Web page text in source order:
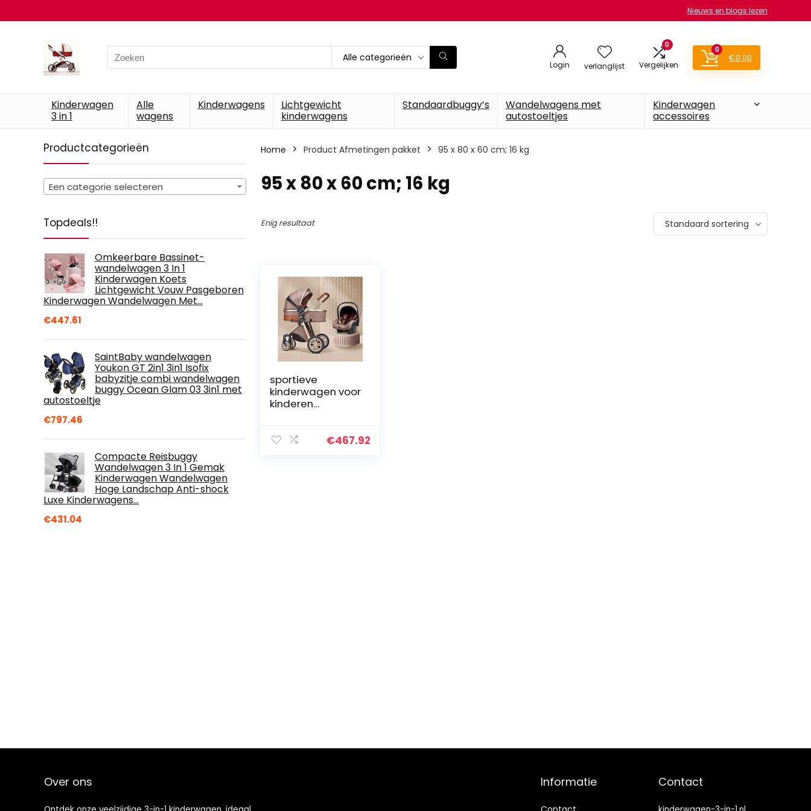
Nieuws en blogs lezen
Search
for:
Alle categorieën
Login verlanglijst
0
Vergelijken
0
€0.00
Kinderwagen
3 in 1
Alle
wagens
Kinderwagens
Lichtgewicht
kinderwagens
Standaardbuggy’s
Wandelwagens met
autostoeltjes
Kinderwagen
accessoires
Productcategorieën
Een categorie selecteren
Topdeals!!
Omkeerbare Bassinet-
wandelwagen 3 In 1
Kinderwagen Koets
Lichtgewicht Vouw Pasgeboren
Kinderwagen Wandelwagen Met…
€447.61
SaintBaby wandelwagen
Youkon GT 2in1 3in1 Isofix
babyzitje combi wandelwagen
buggy Ocean Glam 03 3in1 met
autostoeltje
€797.46
Compacte Reisbuggy
Wandelwagen 3 In 1 Gemak
Kinderwagen Wandelwagen
Hoge Landschap Anti-shock
Luxe Kinderwagens…
€431.04
Home Product Afmetingen pakket ‎95 x 80 x 60 cm; 16 kg
‎95 x 80 x 60 cm; 16 kg
Enig resultaat Standaard sortering
sportieve
kinderwagen voor
kinderen
kinderwagen 3 in 1
€467.92
Over ons Informatie Contact